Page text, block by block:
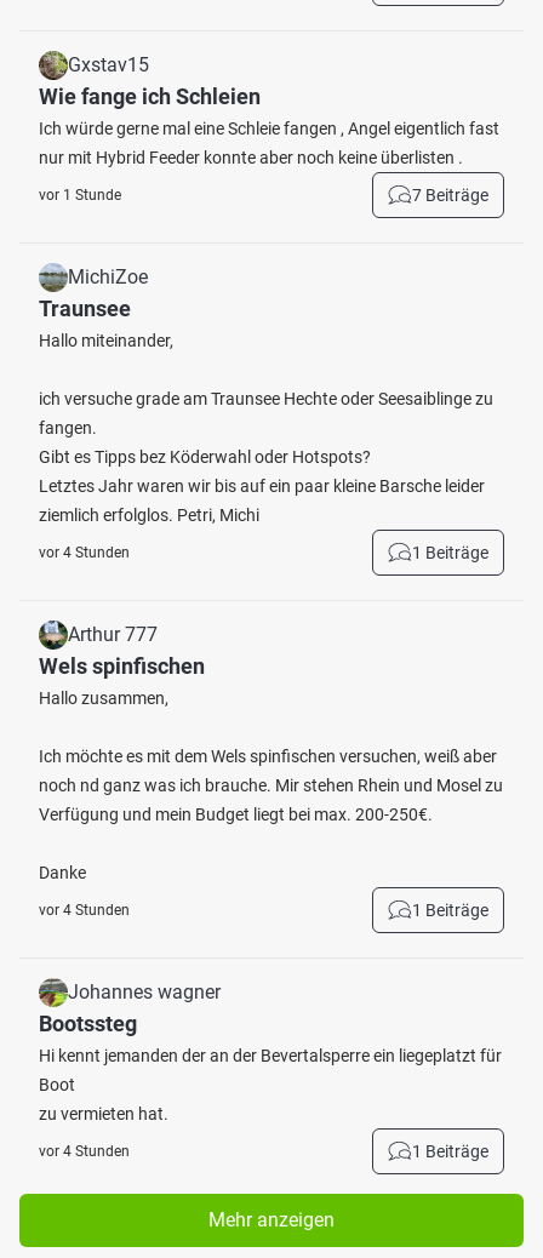
Gxstav15
Wie fange ich Schleien
Ich würde gerne mal eine Schleie fangen , Angel eigentlich fast
nur mit Hybrid Feeder konnte aber noch keine überlisten .
vor 1 Stunde 7 Beiträge
MichiZoe
Traunsee
Hallo miteinander,
ich versuche grade am Traunsee Hechte oder Seesaiblinge zu
fangen.
Gibt es Tipps bez Köderwahl oder Hotspots?
Letztes Jahr waren wir bis auf ein paar kleine Barsche leider
ziemlich erfolglos. Petri, Michi
vor 4 Stunden 1 Beiträge
Arthur 777
Wels spinfischen
Hallo zusammen,
Ich möchte es mit dem Wels spinfischen versuchen, weiß aber
noch nd ganz was ich brauche. Mir stehen Rhein und Mosel zu
Verfügung und mein Budget liegt bei max. 200-250€.
Danke
vor 4 Stunden 1 Beiträge
Johannes wagner
Bootssteg
Hi kennt jemanden der an der Bevertalsperre ein liegeplatzt für
Boot
zu vermieten hat.
vor 4 Stunden 1 Beiträge
Mehr anzeigen